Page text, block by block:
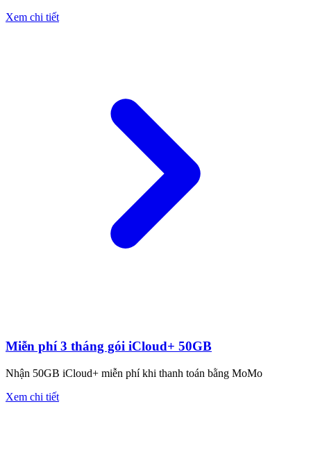
Xem chi tiết
Miễn phí 3 tháng gói iCloud+ 50GB
Nhận 50GB iCloud+ miễn phí khi thanh toán bằng MoMo
Xem chi tiết